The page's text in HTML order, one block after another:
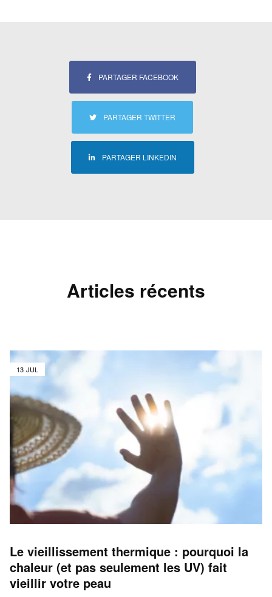
PARTAGER FACEBOOK
PARTAGER TWITTER
PARTAGER LINKEDIN
Articles récents
13 JUL
Le vieillissement thermique : pourquoi la
chaleur (et pas seulement les UV) fait
vieillir votre peau